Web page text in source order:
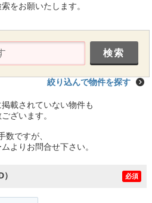
をお願いたします。
絞り込んで物件を探す
載されていない物件も
ざいます。
数ですが、
よりお問合せ下さい。
必須